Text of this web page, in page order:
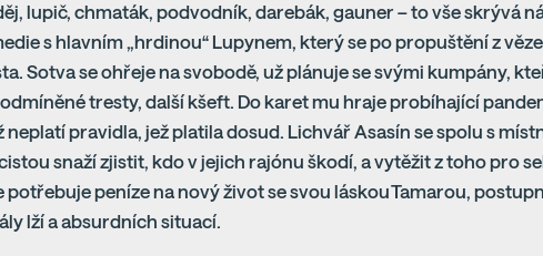
lupič, chmaták, podvodník, darebák, gauner – to vše skrývá
s hlavním „hrdinou“ Lupynem, který se po propuštění z
Sotva se ohřeje na svobodě, už plánuje se svými kumpány,
tresty, další kšeft. Do karet mu hraje probíhající
neplatí pravidla, jež platila dosud. Lichvář Asasín se spolu s
snaží zjistit, kdo v jejich rajónu škodí, a vytěžit z toho pro
potřebuje peníze na nový život se svou láskou Tamarou,
lží a absurdních situací.